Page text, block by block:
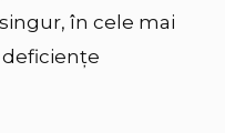
în cele mai